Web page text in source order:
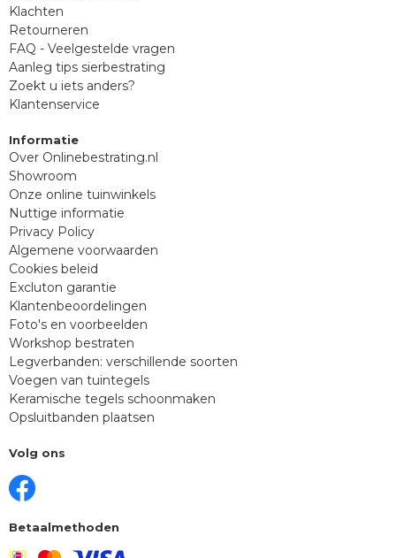
Klachten
Retourneren
FAQ - Veelgestelde vragen
Aanleg tips sierbestrating
Zoekt u iets anders?
Klantenservice
Informatie
Over Onlinebestrating.nl
Showroom
Onze online tuinwinkels
Nuttige informatie
Privacy Policy
Algemene voorwaarden
Cookies beleid
Excluton garantie
Klantenbeoordelingen
Foto's en voorbeelden
Workshop bestraten
Legverbanden: verschillende soorten
Voegen van tuintegels
Keramische tegels schoonmaken
Opsluitbanden plaatsen
Volg ons
Betaalmethoden